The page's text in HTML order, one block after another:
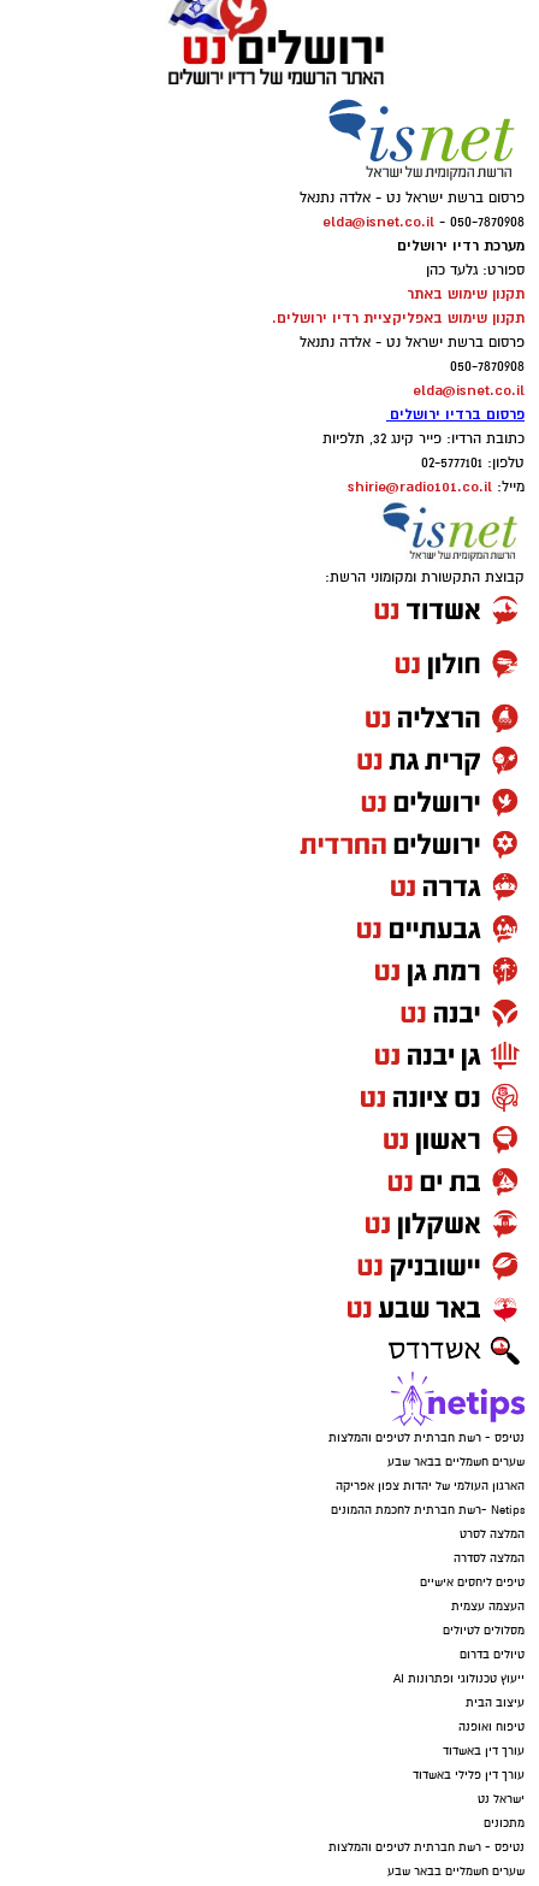
פרסום ברשת ישראל נט - אלדה נתנאל
050-7870908 -
elda@isnet.co.il
מערכת רדיו ירושלים
ספורט: גלעד כהן
תקנון שימוש באתר
תקנון שימוש באפליקציית רדיו ירושלים.
פרסום ברשת ישראל נט - אלדה נתנאל
050-7870908
elda@isnet.co.il
פרסום ברדיו ירושלים
כתובת הרדיו: פייר קינג 32, תלפיות
טלפון: 02-5777101
מייל: shirie@radio101.co.il
קבוצת התקשורת ומקומוני הרשת:
נטיפס - רשת חברתית לטיפים והמלצות
שערים חשמליים בבאר שבע
הארגון העולמי של יהדות צפון אפריקה
Netips -רשת חברתית לחכמת ההמונים
המלצה לסרט
המלצה לסדרה
טיפים ליחסים אישיים
העצמה עצמית
מסלולים לטיולים
טיולים בדרום
ייעוץ טכנולוגי ופתרונות AI
עיצוב הבית
טיפוח ואופנה
עורך דין באשדוד
עורך דין פלילי באשדוד
ישראל נט
מתכונים
נטיפס - רשת חברתית לטיפים והמלצות
שערים חשמליים בבאר שבע